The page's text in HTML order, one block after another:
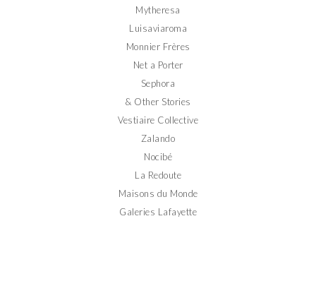
Mytheresa
Luisaviaroma
Monnier Frères
Net a Porter
Sephora
& Other Stories
Vestiaire Collective
Zalando
Nocibé
La Redoute
Maisons du Monde
Galeries Lafayette